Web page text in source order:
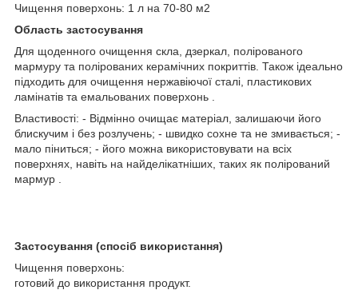
Чищення поверхонь: 1 л на 70-80 м2
Область застосування
Для щоденного очищення скла, дзеркал, полірованого
мармуру та полірованих керамічних покриттів. Також ідеально
підходить для очищення нержавіючої сталі, пластикових
ламінатів та емальованих поверхонь .
Властивості: - Відмінно очищає матеріал, залишаючи його
блискучим і без розлучень; - швидко сохне та не змивається; -
мало піниться; - його можна використовувати на всіх
поверхнях, навіть на найделікатніших, таких як полірований
мармур .
Застосування (спосіб використання)
Чищення поверхонь:
готовий до використання продукт.